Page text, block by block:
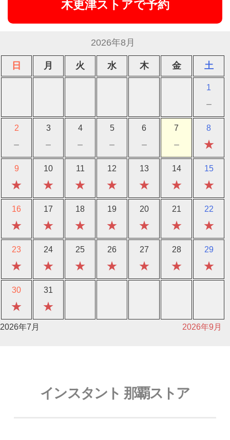
木更津ストアで予約
2026年8月
日 月 火 水 木 金 土
1
－
2
－
3
－
4
－
5
－
6
－
7
－
8
★
9
★
10
★
11
★
12
★
13
★
14
★
15
★
16
★
17
★
18
★
19
★
20
★
21
★
22
★
23
★
24
★
25
★
26
★
27
★
28
★
29
★
30
★
31
★
2026年7月 2026年9月
インスタント 那覇ストア